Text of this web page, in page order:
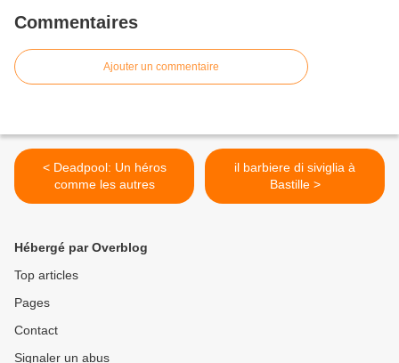
Commentaires
Ajouter un commentaire
< Deadpool: Un héros
comme les autres
il barbiere di siviglia à
Bastille >
Hébergé par Overblog
Top articles
Pages
Contact
Signaler un abus